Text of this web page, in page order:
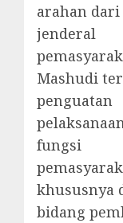
arahan
jenderal
Mashudi
penguatan
fungsi
khususnya
bidang